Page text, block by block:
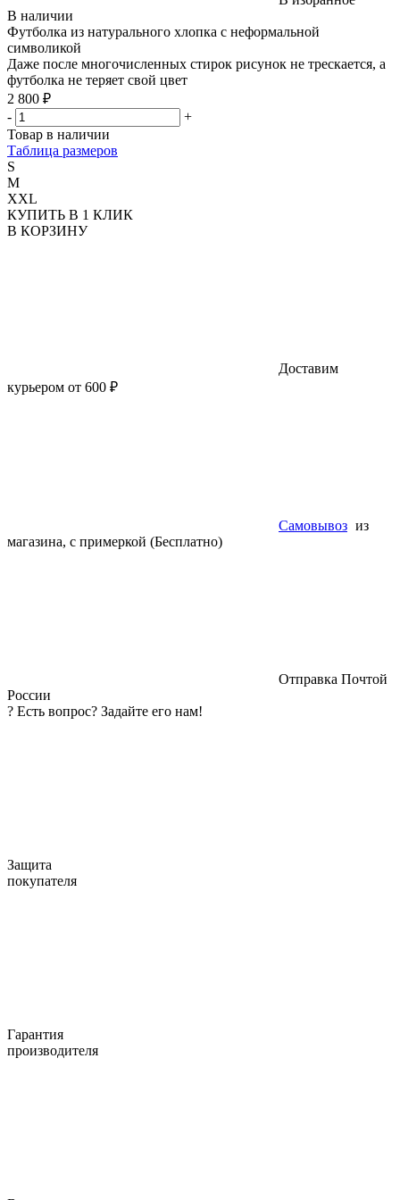
В наличии
Футболка из натурального хлопка с неформальной
символикой
Даже после многочисленных стирок рисунок не трескается, а
футболка не теряет свой цвет
2 800 ₽
-
+
Товар в наличии
Таблица размеров
S
M
XXL
КУПИТЬ В 1 КЛИК
В КОРЗИНУ
Доставим
курьером от 600 ₽
Самовывоз из
магазина, с примеркой (Бесплатно)
Отправка Почтой
России
? Есть вопрос? Задайте его нам!
Защита
покупателя
Гарантия
производителя